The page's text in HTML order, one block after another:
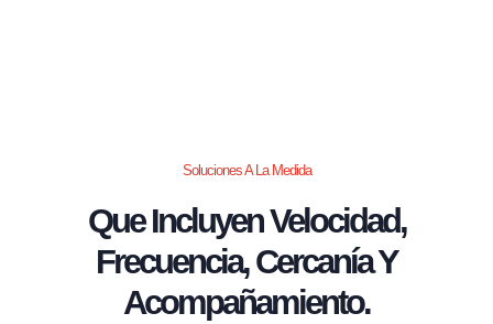
Soluciones A La Medida
Que Incluyen Velocidad,
Frecuencia, Cercanía Y
Acompañamiento.